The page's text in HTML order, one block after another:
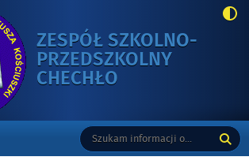
ZESPÓŁ SZKOLNO-
PRZEDSZKOLNY
CHECHŁO
WIELKANOCNE
Wyszukiwarka
Tutaj
wpisz
szukaną